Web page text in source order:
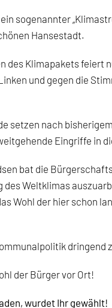
sogenannter
Hansestadt.
desKlimapaketsfeiert
und gegen die
setzen nach
Eingriffe in
bat die
Weltklimas
Wohl der hier schon
dringend
der Bürger vor Ort!
, wurdet Ihr gewählt!